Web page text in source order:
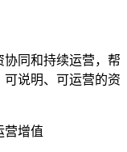
协同和持续运营，帮
说明、可运营的资
营增值